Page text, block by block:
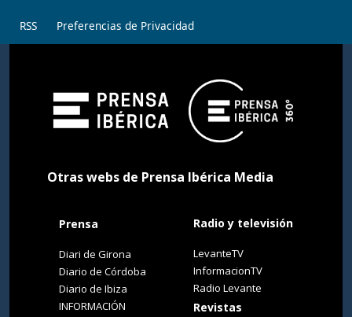
RSS Preferencias de Privacidad
Otras webs de Prensa Ibérica Media
Prensa
Diari de Girona
Diario de Córdoba
Diario de Ibiza
INFORMACIÓN
Radio y televisión
LevanteTV
InformacionTV
Radio Levante
Revistas